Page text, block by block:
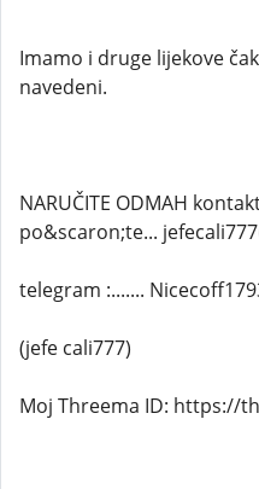
Imamo i druge lijekove
navedeni.
NARUČITE ODMAH
po&scaron;te...
telegram :.......
(jefe cali777)
Moj Threema ID: https://